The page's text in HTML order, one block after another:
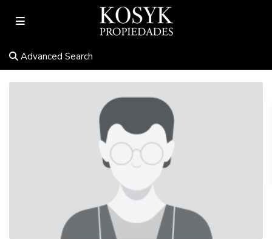
Advanced Search